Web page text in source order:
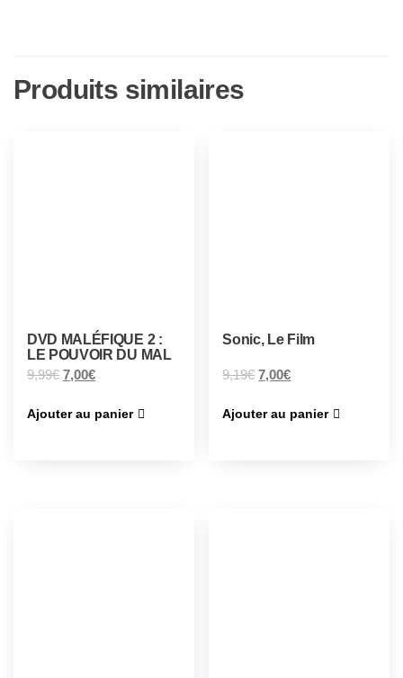
Produits similaires
DVD MALÉFIQUE 2 :
LE POUVOIR DU MAL
9,99€ 7,00€
Ajouter au panier
Sonic, Le Film
9,19€ 7,00€
Ajouter au panier